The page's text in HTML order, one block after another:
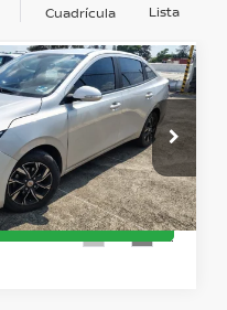
Cuadrícula Lista
AVEO
Zamora
Ext. Int.
$268,000
COTIZACIÓN
FINANCIAMIENTO
SOBRE EL AUTO